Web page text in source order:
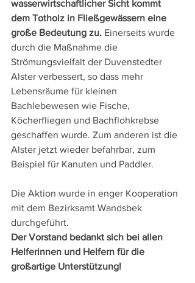
wasserwirtschaftlicher Sicht kommt
dem Totholz in Fließgewässern eine
große Bedeutung zu. Einerseits wurde
durch die Maßnahme die
Strömungsvielfalt der Duvenstedter
Alster verbessert, so dass mehr
Lebensräume für kleinen
Bachlebewesen wie Fische,
Köcherfliegen und Bachflohkrebse
geschaffen wurde. Zum anderen ist die
Alster jetzt wieder befahrbar, zum
Beispiel für Kanuten und Paddler.
Die Aktion wurde in enger Kooperation
mit dem Bezirksamt Wandsbek
durchgeführt.
Der Vorstand bedankt sich bei allen
Helferinnen und Helfern für die
großartige Unterstützung!